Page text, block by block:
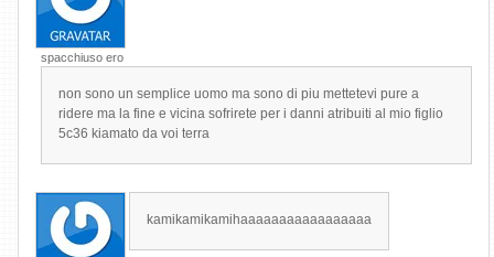
spacchiuso ero
non sono un semplice uomo ma sono di piu mettetevi pure a
ridere ma la fine e vicina sofrirete per i danni atribuiti al mio figlio
5c36 kiamato da voi terra
kamikamikamihaaaaaaaaaaaaaaaaa